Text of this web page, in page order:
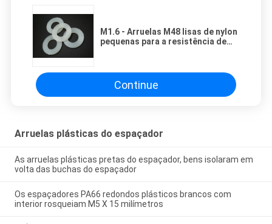
M1.6 - Arruelas M48 lisas de nylon
pequenas para a resistência de
Continue
Arruelas plásticas do espaçador
As arruelas plásticas pretas do espaçador, bens isolaram em
volta das buchas do espaçador
Os espaçadores PA66 redondos plásticos brancos com
interior rosqueiam M5 X 15 milímetros